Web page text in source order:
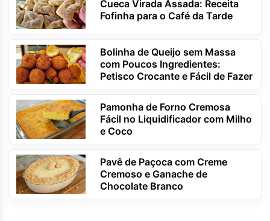
Cueca Virada Assada: Receita
Fofinha para o Café da Tarde
Bolinha de Queijo sem Massa
com Poucos Ingredientes:
Petisco Crocante e Fácil de Fazer
Pamonha de Forno Cremosa
Fácil no Liquidificador com Milho
e Coco
Pavê de Paçoca com Creme
Cremoso e Ganache de
Chocolate Branco